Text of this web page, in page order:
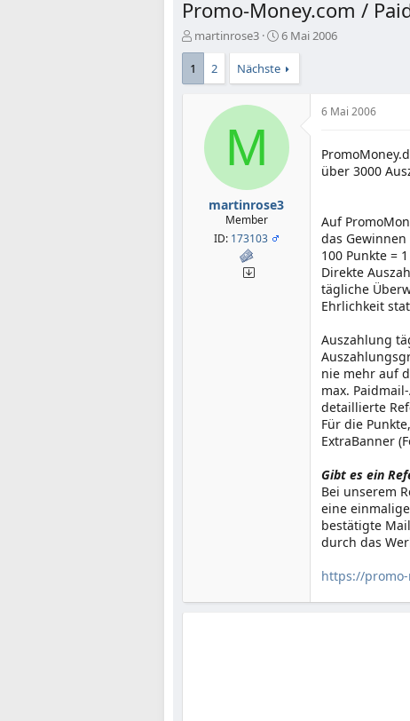
Promo-Money.com /
E
r
s
t
martinrose3
E
t
a
m
6 Mai 2006
1 2 Nächste
M
martinrose3
Member
ID: 173103
6 Mai 2006
über 3000
Auf
das Gewinnen
100 Punkte =
Direkte
tägliche
Ehrlichkeit
Auszahlung
nie mehr auf
max.
detaillierte
Für die
ExtraBanner
Gibt es ein
Bei unserem
eine
bestätigte
durch das
https://